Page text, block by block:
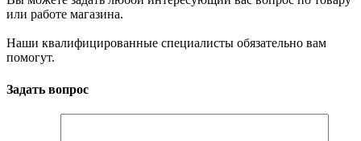
или работе магазина.
Наши квалифицированные специалисты обязательно вам
помогут.
Задать вопрос